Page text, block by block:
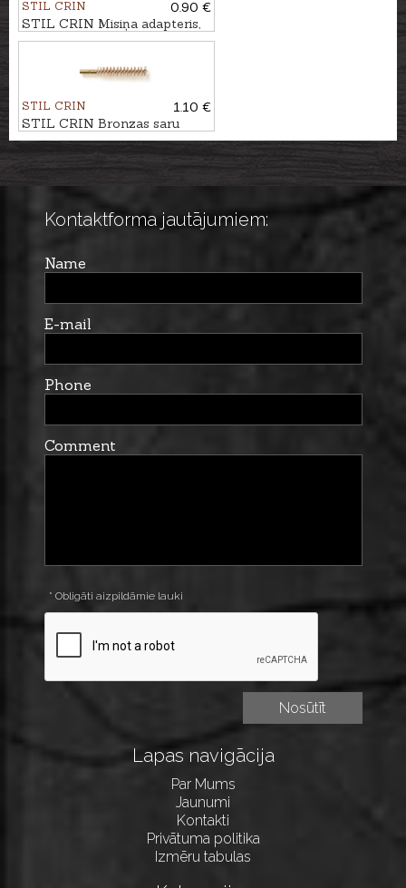
STIL CRIN
0.90 €
STIL CRIN Misiņa adapteris,
iekšējā vītne, M5-1/8
STIL CRIN
1.10 €
STIL CRIN Bronzas saru
birstīte kal. 9mm
Kontaktforma jautājumiem:
Name
E-mail
Phone
Comment
* Obligāti aizpildāmie lauki
Lapas navigācija
Par Mums
Jaunumi
Kontakti
Privātuma politika
Izmēru tabulas